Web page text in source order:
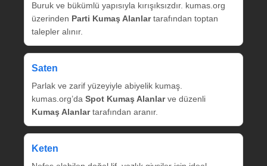
Buruk ve bükümlü yapısıyla kırışıksızdır. kumas.org
üzerinden Parti Kumaş Alanlartarafından toptan
talepler alınır.
Saten
Parlak ve zarif yüzeyiyle abiyelik kumaş.
kumas.org’da Spot Kumaş Alanlarve düzenli
Kumaş Alanlartarafından aranır.
Keten